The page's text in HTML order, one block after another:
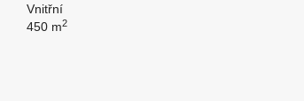
Vnitřní
450 m2